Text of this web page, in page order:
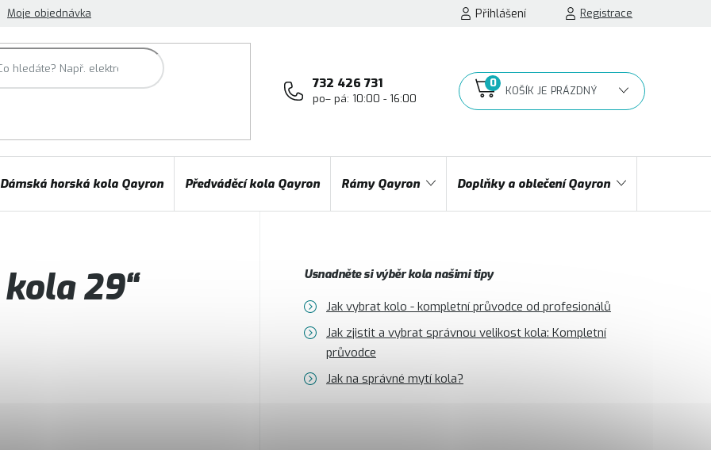
Moje objednávka Přihlášení Registrace
732 426 731
po– pá: 10:00 - 16:00
NÁKUPNÍ
Dámská horská kola Qayron Předváděcí kola Qayron Rámy Qayron Doplňky a oblečení Qayron
29“ Usnadněte si výběr kola našimi tipy
Jak vybrat kolo - kompletní průvodce od profesionálů
Jak zjistit a vybrat správnou velikost kola: Kompletní
průvodce
Jak na správné mytí kola?